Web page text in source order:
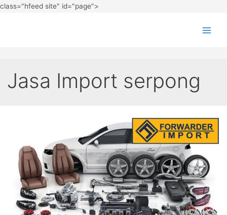
class="hfeed site" id="page">
Jasa Import serpong